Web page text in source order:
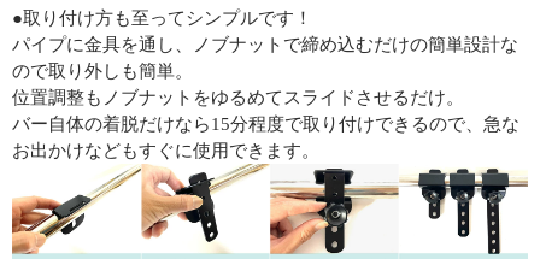
●取り付け方も至ってシンプルです！
パイプに金具を通し、ノブナットで締め込むだけの簡単設計な
ので取り外しも簡単。
位置調整もノブナットをゆるめてスライドさせるだけ。
バー自体の着脱だけなら15分程度で取り付けできるので、急な
お出かけなどもすぐに使用できます。